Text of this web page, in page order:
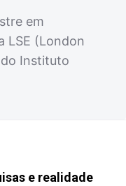
em
LSE (London
Instituto
e realidade